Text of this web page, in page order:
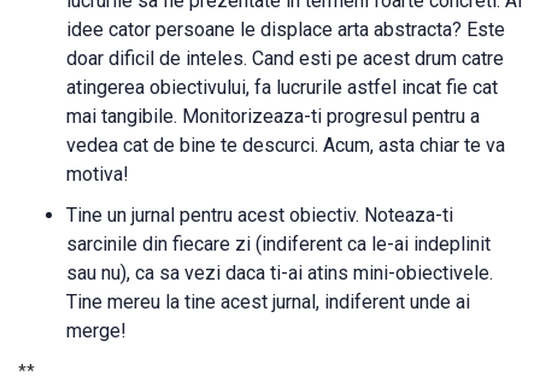
idee cator persoane le displace arta abstracta? Este
doar dificil de inteles. Cand esti pe acest drum catre
atingerea obiectivului, fa lucrurile astfel incat fie cat
mai tangibile. Monitorizeaza-ti progresul pentru a
vedea cat de bine te descurci. Acum, asta chiar te va
motiva!
Tine un jurnal pentru acest obiectiv. Noteaza-ti
sarcinile din fiecare zi (indiferent ca le-ai indeplinit
sau nu), ca sa vezi daca ti-ai atins mini-obiectivele.
Tine mereu la tine acest jurnal, indiferent unde ai
merge!
**